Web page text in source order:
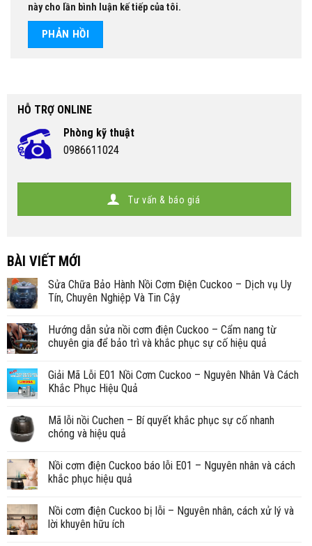
này cho lần bình luận kế tiếp của tôi.
HỖ TRỢ ONLINE
Phòng kỹ thuật
0986611024
Tư vấn & báo giá
BÀI VIẾT MỚI
Sửa Chữa Bảo Hành Nồi Cơm Điện Cuckoo – Dịch vụ Uy
Tín, Chuyên Nghiệp Và Tin Cậy
Hướng dẫn sửa nồi cơm điện Cuckoo – Cẩm nang từ
chuyên gia để bảo trì và khắc phục sự cố hiệu quả
Giải Mã Lỗi E01 Nồi Cơm Cuckoo – Nguyên Nhân Và Cách
Khắc Phục Hiệu Quả
Mã lỗi nồi Cuchen – Bí quyết khắc phục sự cố nhanh
chóng và hiệu quả
Nồi cơm điện Cuckoo báo lỗi E01 – Nguyên nhân và cách
khắc phục hiệu quả
Nồi cơm điện Cuckoo bị lỗi – Nguyên nhân, cách xử lý và
lời khuyên hữu ích